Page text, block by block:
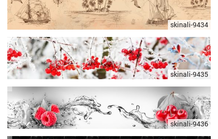
skinali-9434
skinali-9435
skinali-9436